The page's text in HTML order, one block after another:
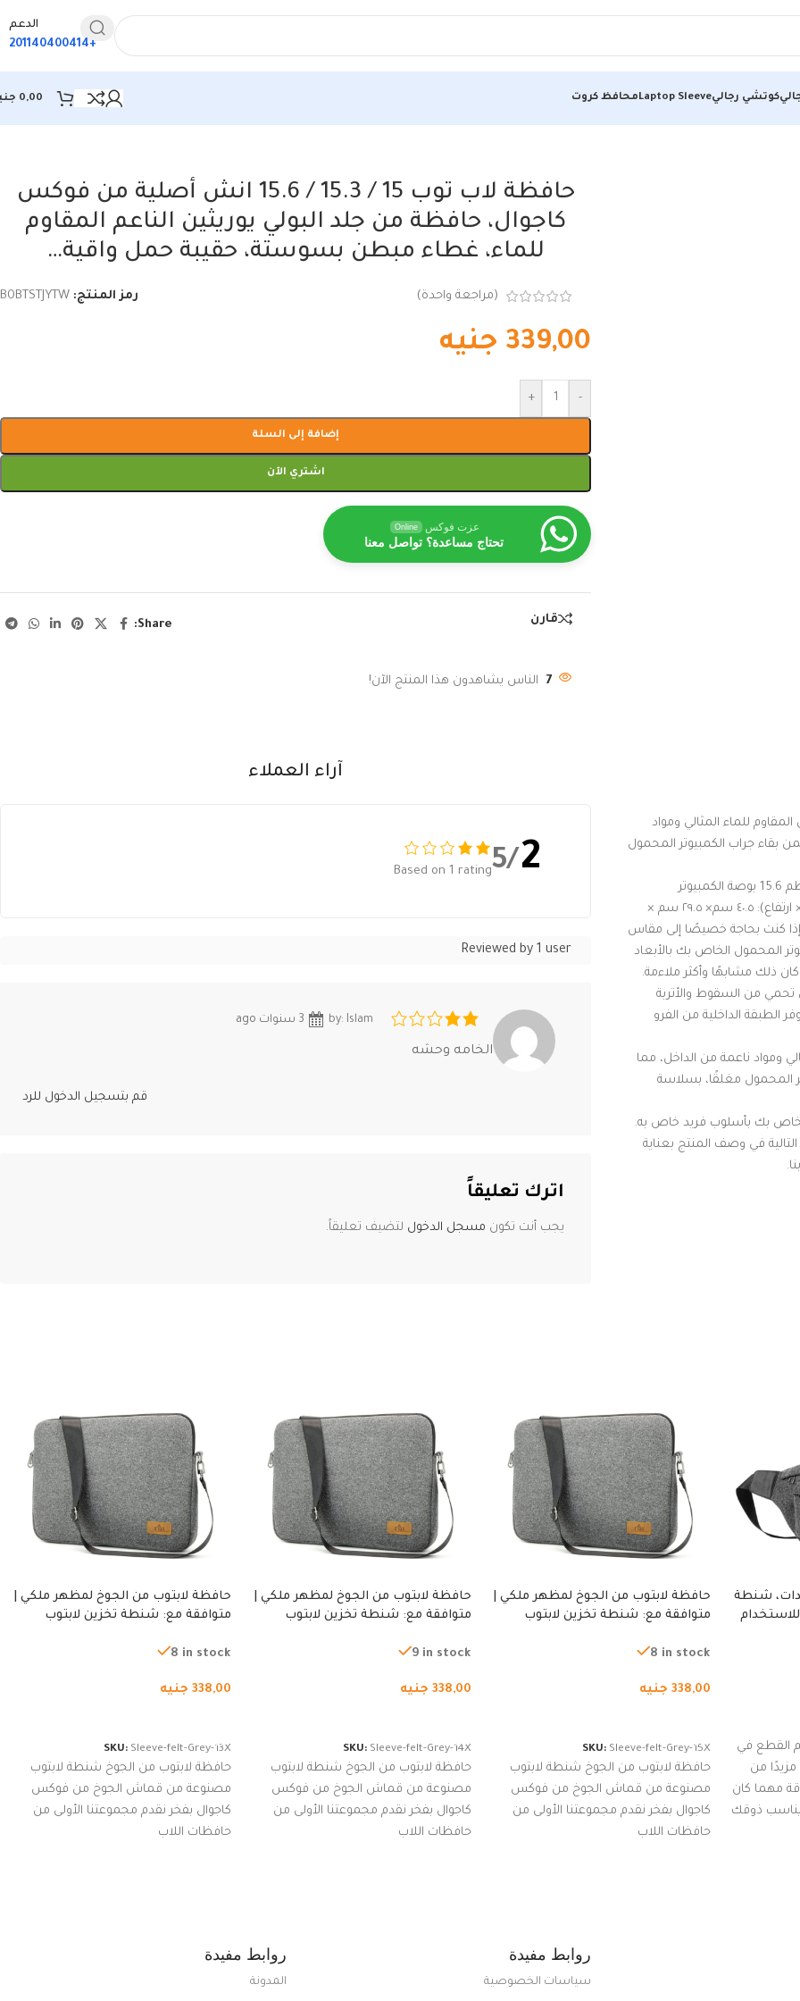
الدعم
+201140400414
كوتشي رجاليLaptop Sleeveمحافظ كروت 0,00
حافظة لاب توب 15 / 15.3 / 15.6 انش أصلية من فوكس
كاجوال، حافظة من جلد البولي يوريثين الناعم المقاوم
للماء، غطاء مبطن بسوستة، حقيبة حمل واقية…
(مراجعة واحدة) رمز المنتج: B0BTSTJYTW
339,00 جنيه
-
+
إضافة إلى السلة
اشتري الآن
عزت فوكس Online
تحتاج مساعدة؟ تواصل معنا
قارن Share:
7 الناس يشاهدون هذا المنتج الآن!
المقاوم للماء المثالي ومواد
بقاء جراب الكمبيوتر المحمول
▶ الحجم والنموذج المطبق: مقاس 15 /15.6 بوصة هو نموذج عالمي لمعظم 15.6 بوصة الكمبيوتر
المحمول/الكمبيوتر اللوحي/دفتر كروم بوك، الأبعاد الخارجية (طول × عرض × ارتفاع): ٤٠.٥ سم× ٢٩.٥ سم ×
(طول × عرض × ارتفاع): ٣٩ سم × ٢٨ سم× ٣ سم . إذا كنت بحاجة خصيصًا إلى مقاس
المحمول الخاص بك بالأبعاد
كان ذلك مشابهًا وأكثر ملاءمة.
تحمي من السقوط والأتربة
الطبقة الداخلية من الفرو
ومواد ناعمة من الداخل، مما
المحمول مغلقًا، بسلاسة
بك بأسلوب فريد خاص به.
التالية في وصف المنتج بعناية
آراء العملاء
2
/5
Based on 1 rating
Reviewed by 1 user
by: Islam
الخامه وحشه
قم بتسجيل الدخول للرد
اترك تعليقاً
يجب أنت تكون مسجل الدخول لتضيف تعليقاً.
شنطة
القطع في
من
مهما كان
يناسب ذوقك
حافظة لابتوب من الجوخ لمظهر ملكي |
متوافقة مع: شنطة تخزين لابتوب
من الجوخ لجهاز نوت بوك والتابلت،
8 in stock
338,00 جنيه
SKU: Sleeve-felt-Grey-15X
حافظة لابتوب من الجوخ شنطة لابتوب
مصنوعة من قماش الجوخ من فوكس
كاجوال بفخر نقدم مجموعتنا الأولى من
حافظات اللاب
حافظة لابتوب من الجوخ لمظهر ملكي |
متوافقة مع: شنطة تخزين لابتوب
من الجوخ لجهاز نوت بوك والتابلت،
9 in stock
338,00 جنيه
SKU: Sleeve-felt-Grey-14X
حافظة لابتوب من الجوخ شنطة لابتوب
مصنوعة من قماش الجوخ من فوكس
كاجوال بفخر نقدم مجموعتنا الأولى من
حافظات اللاب
حافظة لابتوب من الجوخ لمظهر ملكي |
متوافقة مع: شنطة تخزين لابتوب
من الجوخ لجهاز نوت بوك والتابلت،
8 in stock
338,00 جنيه
SKU: Sleeve-felt-Grey-13X
حافظة لابتوب من الجوخ شنطة لابتوب
مصنوعة من قماش الجوخ من فوكس
كاجوال بفخر نقدم مجموعتنا الأولى من
حافظات اللاب
روابط مفيدة
سياسات الخصوصية
روابط مفيدة
المدونة